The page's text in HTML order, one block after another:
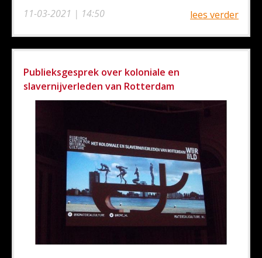
11-03-2021 | 14:50
lees verder
Publieksgesprek over koloniale en
slavernijverleden van Rotterdam